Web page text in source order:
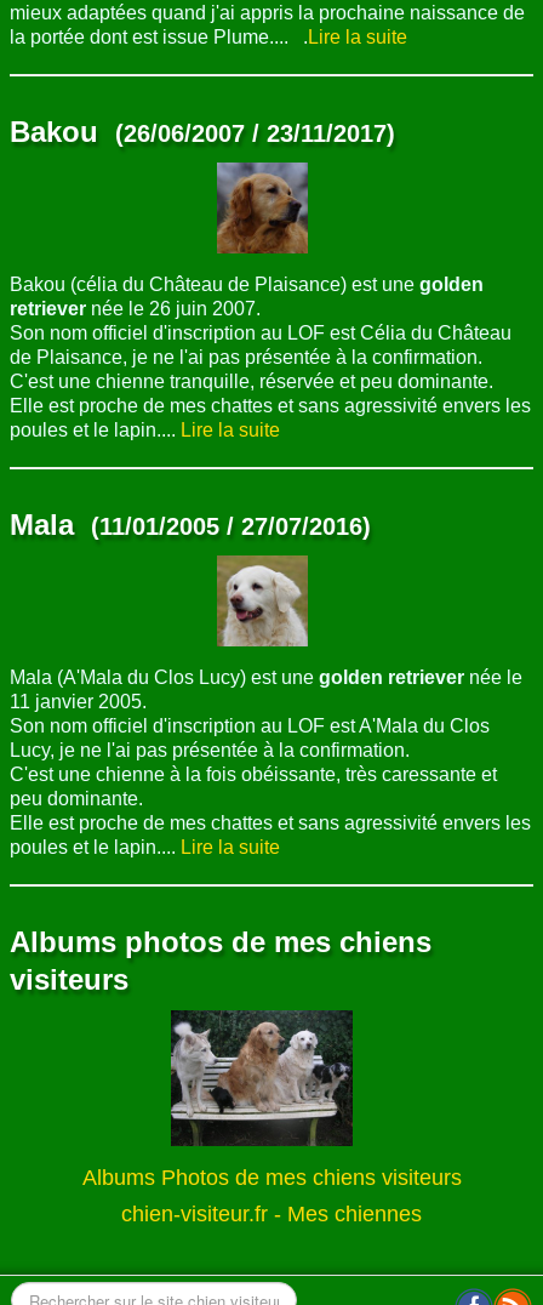
mieux adaptées quand j'ai appris la prochaine naissance de
la portée dont est issue Plume.... . Lire la suite
Bakou (26/06/2007 / 23/11/2017)
Bakou (célia du Château de Plaisance) est une golden
retriever née le 26 juin 2007.
Son nom officiel d'inscription au LOF est Célia du Château
de Plaisance, je ne l'ai pas présentée à la confirmation.
C'est une chienne tranquille, réservée et peu dominante.
Elle est proche de mes chattes et sans agressivité envers les
poules et le lapin.... Lire la suite
Mala (11/01/2005 / 27/07/2016)
Mala (A'Mala du Clos Lucy) est une golden retriever née le
11 janvier 2005.
Son nom officiel d'inscription au LOF est A'Mala du Clos
Lucy, je ne l'ai pas présentée à la confirmation.
C'est une chienne à la fois obéissante, très caressante et
peu dominante.
Elle est proche de mes chattes et sans agressivité envers les
poules et le lapin.... Lire la suite
Albums photos de mes chiens
visiteurs
Albums Photos de mes chiens visiteurs
chien-visiteur.fr - Mes chiennes